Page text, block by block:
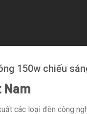
150w chiếu
Nam
các loại đèn công